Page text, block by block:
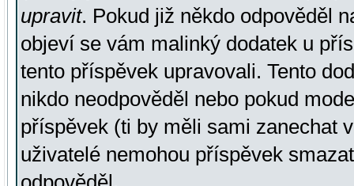
upravit. Pokud již někdo odpověděl
objeví se vám malinký dodatek u
tento příspěvek upravovali. Tento
nikdo neodpověděl nebo pokud
příspěvek (ti by měli sami zanechat
uživatelé nemohou příspěvek